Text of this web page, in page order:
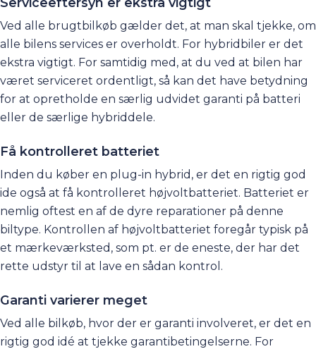
Ved alle brugtbilkøb gælder det, at man skal tjekke, om
alle bilens services er overholdt. For hybridbiler er det
ekstra vigtigt. For samtidig med, at du ved at bilen har
været serviceret ordentligt, så kan det have betydning
for at opretholde en særlig udvidet garanti på batteri
eller de særlige hybriddele.
Få kontrolleret batteriet
Inden du køber en plug-in hybrid, er det en rigtig god
ide også at få kontrolleret højvoltbatteriet. Batteriet er
nemlig oftest en af de dyre reparationer på denne
biltype. Kontrollen af højvoltbatteriet foregår typisk på
et mærkeværksted, som pt. er de eneste, der har det
rette udstyr til at lave en sådan kontrol.
Garanti varierer meget
Ved alle bilkøb, hvor der er garanti involveret, er det en
rigtig god idé at tjekke garantibetingelserne. For